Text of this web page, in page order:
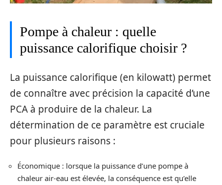
Pompe à chaleur : quelle
puissance calorifique choisir ?
La puissance calorifique (en kilowatt) permet
de connaître avec précision la capacité d’une
PCA à produire de la chaleur. La
détermination de ce paramètre est cruciale
pour plusieurs raisons :
Économique : lorsque la puissance d’une pompe à
chaleur air-eau est élevée, la conséquence est qu’elle